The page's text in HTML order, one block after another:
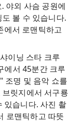
야외 사슴 공원에
볼 수 있습니다.
에서 로맨틱하고
이닝 스타 크루
에서 45분간 크루
조명 및 음악 쇼를
릿지에서 서구룡
있습니다. 사진 촬
로맨틱하고 따뜻